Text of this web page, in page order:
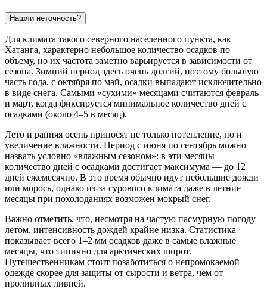
Нашли неточность?
Для климата такого северного населенного пункта, как
Хатанга, характерно небольшое количество осадков по
объему, но их частота заметно варьируется в зависимости от
сезона. Зимний период здесь очень долгий, поэтому большую
часть года, с октября по май, осадки выпадают исключительно
в виде снега. Самыми «сухими» месяцами считаются февраль
и март, когда фиксируется минимальное количество дней с
осадками (около 4–5 в месяц).
Лето и ранняя осень приносят не только потепление, но и
увеличение влажности. Период с июня по сентябрь можно
назвать условно «влажным сезоном»: в эти месяцы
количество дней с осадками достигает максимума — до 12
дней ежемесячно. В это время обычно идут небольшие дожди
или морось, однако из-за сурового климата даже в летние
месяцы при похолоданиях возможен мокрый снег.
Важно отметить, что, несмотря на частую пасмурную погоду
летом, интенсивность дождей крайне низка. Статистика
показывает всего 1–2 мм осадков даже в самые влажные
месяцы, что типично для арктических широт.
Путешественникам стоит позаботиться о непромокаемой
одежде скорее для защиты от сырости и ветра, чем от
проливных ливней.